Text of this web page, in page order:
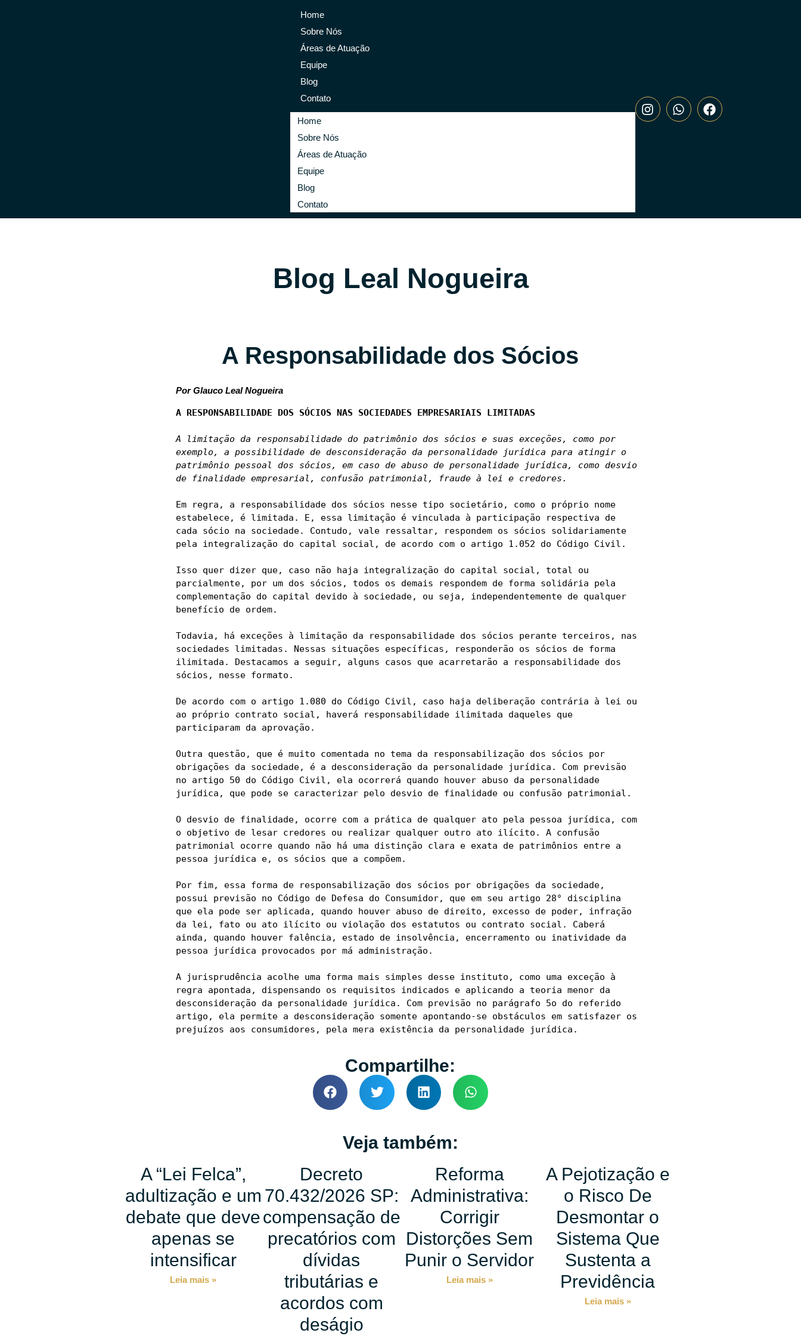
Home
Sobre Nós
Áreas de Atuação
Equipe
Blog
Contato
Home
Sobre Nós
Áreas de Atuação
Equipe
Blog
Contato
Blog Leal Nogueira
A Responsabilidade dos Sócios
Por Glauco Leal Nogueira
A limitação da responsabilidade do patrimônio dos sócios e suas exceções, como por
exemplo, a possibilidade de desconsideração da personalidade jurídica para atingir o
patrimônio pessoal dos sócios, em caso de abuso de personalidade jurídica, como desvio
de finalidade empresarial, confusão patrimonial, fraude à lei e credores.
Em regra, a responsabilidade dos sócios nesse tipo societário, como o próprio nome
estabelece, é limitada. E, essa limitação é vinculada à participação respectiva de
cada sócio na sociedade. Contudo, vale ressaltar, respondem os sócios solidariamente
pela integralização do capital social, de acordo com o artigo 1.052 do Código Civil.
Isso quer dizer que, caso não haja integralização do capital social, total ou
parcialmente, por um dos sócios, todos os demais respondem de forma solidária pela
complementação do capital devido à sociedade, ou seja, independentemente de qualquer
benefício de ordem.
Todavia, há exceções à limitação da responsabilidade dos sócios perante terceiros, nas
sociedades limitadas. Nessas situações específicas, responderão os sócios de forma
ilimitada. Destacamos a seguir, alguns casos que acarretarão a responsabilidade dos
sócios, nesse formato.
De acordo com o artigo 1.080 do Código Civil, caso haja deliberação contrária à lei ou
ao próprio contrato social, haverá responsabilidade ilimitada daqueles que
participaram da aprovação.
Outra questão, que é muito comentada no tema da responsabilização dos sócios por
obrigações da sociedade, é a desconsideração da personalidade jurídica. Com previsão
no artigo 50 do Código Civil, ela ocorrerá quando houver abuso da personalidade
jurídica, que pode se caracterizar pelo desvio de finalidade ou confusão patrimonial.
O desvio de finalidade, ocorre com a prática de qualquer ato pela pessoa jurídica, com
o objetivo de lesar credores ou realizar qualquer outro ato ilícito. A confusão
patrimonial ocorre quando não há uma distinção clara e exata de patrimônios entre a
pessoa jurídica e, os sócios que a compõem.
Por fim, essa forma de responsabilização dos sócios por obrigações da sociedade,
possui previsão no Código de Defesa do Consumidor, que em seu artigo 28° disciplina
que ela pode ser aplicada, quando houver abuso de direito, excesso de poder, infração
da lei, fato ou ato ilícito ou violação dos estatutos ou contrato social. Caberá
ainda, quando houver falência, estado de insolvência, encerramento ou inatividade da
pessoa jurídica provocados por má administração.
A jurisprudência acolhe uma forma mais simples desse instituto, como uma exceção à
regra apontada, dispensando os requisitos indicados e aplicando a teoria menor da
desconsideração da personalidade jurídica. Com previsão no parágrafo 5o do referido
artigo, ela permite a desconsideração somente apontando-se obstáculos em satisfazer os
Compartilhe:
Veja também:
A “Lei Felca”,
adultização e um
debate que deve
apenas se
intensificar
Leia mais »
Decreto
70.432/2026 SP:
compensação de
precatórios com
dívidas
tributárias e
acordos com
deságio
Reforma
Administrativa:
Corrigir
Distorções Sem
Punir o Servidor
Leia mais »
A Pejotização e
o Risco De
Desmontar o
Sistema Que
Sustenta a
Previdência
Leia mais »